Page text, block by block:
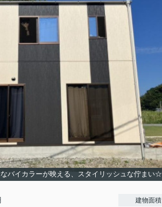
バイカラーが映える、スタイリッシュな佇まい☆
建物面積